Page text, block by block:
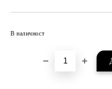
В наличност